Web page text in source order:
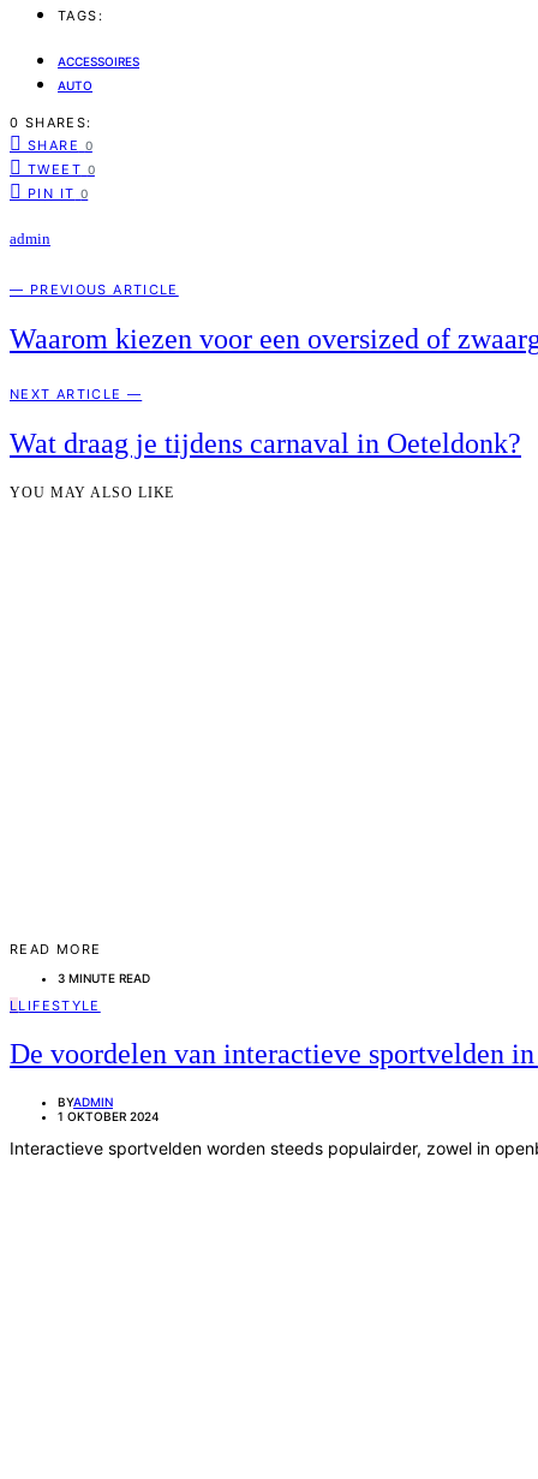
TAGS:
ACCESSOIRES
AUTO
0 SHARES:
SHARE 0
TWEET 0
PIN IT 0
admin
— PREVIOUS ARTICLE
Waarom kiezen voor een oversized of
NEXT ARTICLE —
Wat draag je tijdens carnaval in Oeteldonk?
YOU MAY ALSO LIKE
READ MORE
3 MINUTE READ
L LIFESTYLE
De voordelen van interactieve sportvelden
BYADMIN
1 OKTOBER 2024
Interactieve sportvelden worden steeds populairder, zowel in